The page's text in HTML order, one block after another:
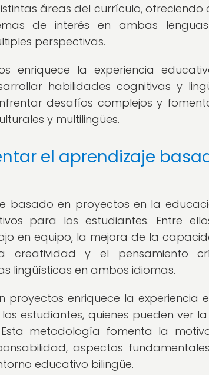
áreas del currículo,
de interés en ambas
perspectivas.
enriquece la experiencia
habilidades cognitivas y
desafíos complejos y
y multilingües.
el aprendizaje
basado en proyectos en la
para los estudiantes. Entre
en equipo, la mejora de la
creatividad y el pensamiento
lingüísticas en ambos idiomas.
proyectos enriquece la experiencia
estudiantes, quienes pueden ver
metodología fomenta la
aspectos
educativo bilingüe.